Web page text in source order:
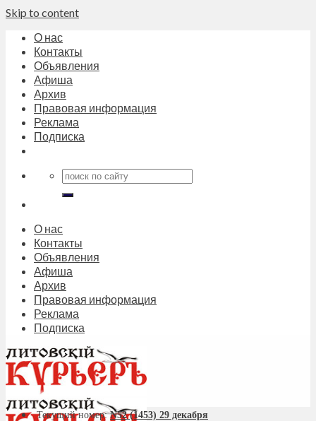
Skip to content
О нас
Контакты
Объявления
Афиша
Архив
Правовая информация
Реклама
Подписка
О нас
Контакты
Объявления
Афиша
Архив
Правовая информация
Реклама
Подписка
Текущий номер:N52 (1453) 29 декабря